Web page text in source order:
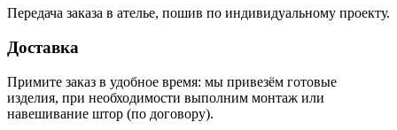
Передача заказа в ателье, пошив по индивидуальному проекту.
Доставка
Примите заказ в удобное время: мы привезём готовые
изделия, при необходимости выполним монтаж или
навешивание штор (по договору).